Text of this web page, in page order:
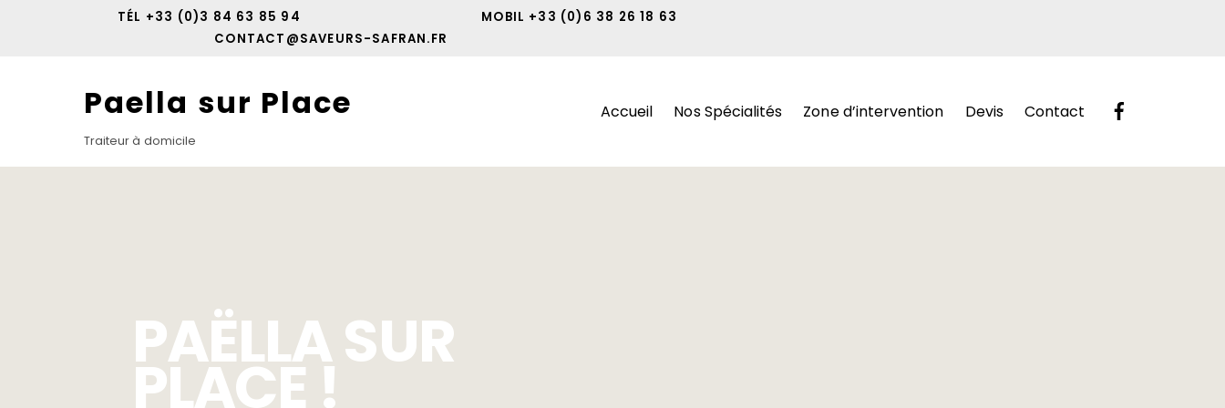
TÉL +33 (0)3 84 63 85 94
MOBIL +33 (0)6 38 26 18 63
CONTACT@SAVEURS-SAFRAN.FR
Paella sur Place
Traiteur à domicile
Accueil Nos Spécialités Zone d’intervention Devis Contact
PAËLLA SUR
PLACE !